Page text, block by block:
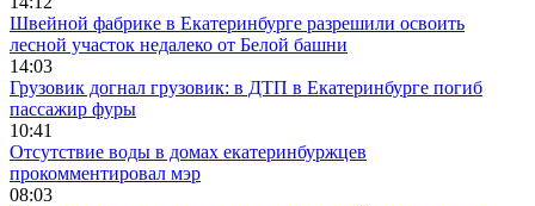
Швейной фабрике в Екатеринбурге разрешили освоить
лесной участок недалеко от Белой башни
14:03
Грузовик догнал грузовик: в ДТП в Екатеринбурге погиб
пассажир фуры
10:41
Отсутствие воды в домах екатеринбуржцев
прокомментировал мэр
08:03